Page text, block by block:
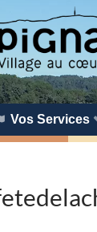
Vos Services